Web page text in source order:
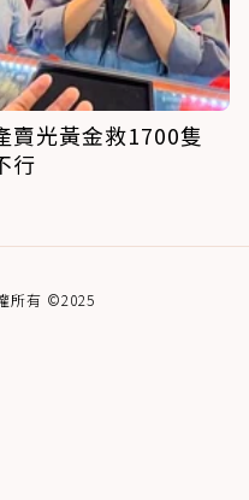
賣光黃金救1700隻
行
所有 ©2025